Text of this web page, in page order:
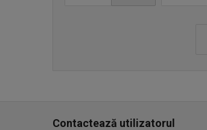
Contactează utilizatorul